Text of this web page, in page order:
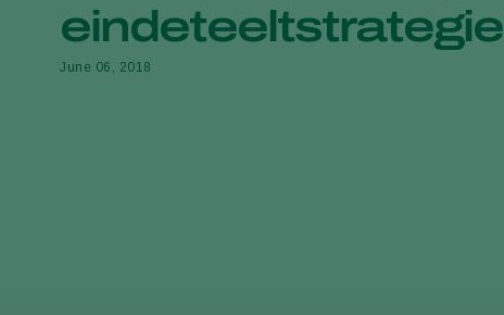
eindeteeltstrategie
June 06, 2018